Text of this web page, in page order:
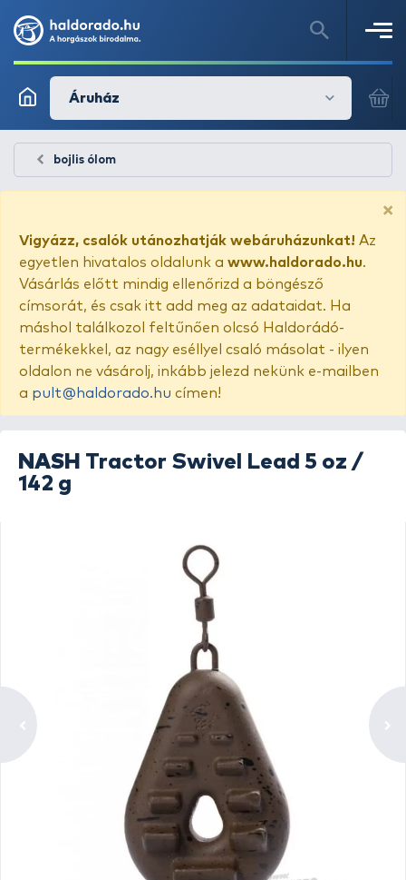
Áruház
bojlis ólom
×
Vigyázz, csalók utánozhatják webáruházunkat! Az
egyetlen hivatalos oldalunk a www.haldorado.hu.
Vásárlás előtt mindig ellenőrizd a böngésző
címsorát, és csak itt add meg az adataidat. Ha
máshol találkozol feltűnően olcsó Haldorádó-
termékekkel, az nagy eséllyel csaló másolat - ilyen
oldalon ne vásárolj, inkább jelezd nekünk e-mailben
a pult@haldorado.hu címen!
NASH Tractor Swivel Lead 5 oz /
142 g